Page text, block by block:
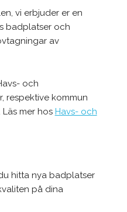
vi erbjuder er en
badplatser och
av
och
respektive kommun
mer hos Havs- och
hitta nya badplatser
på dina